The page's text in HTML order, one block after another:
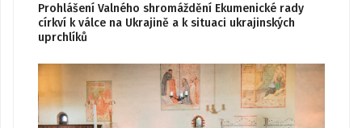
Prohlášení Valného shromáždění Ekumenické rady
církví k válce na Ukrajině a k situaci ukrajinských
uprchlíků